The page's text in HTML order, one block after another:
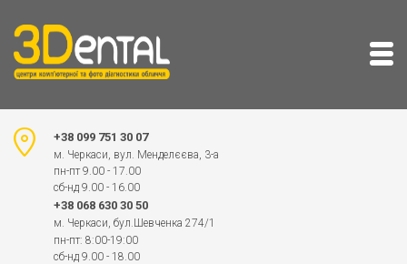
+38 099 751 30 07
м. Черкаси, вул. Менделєєва, 3-а
пн-пт 9.00 - 17.00
сб-нд 9.00 - 16.00
+38 068 630 30 50
м. Черкаси, бул.Шевченка 274/1
пн-пт: 8:00-19:00
сб-нд 9.00 - 18.00